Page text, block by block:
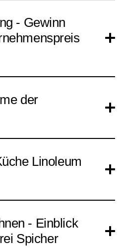
- Gewinn
der
Linoleum
- Einblick
Spicher